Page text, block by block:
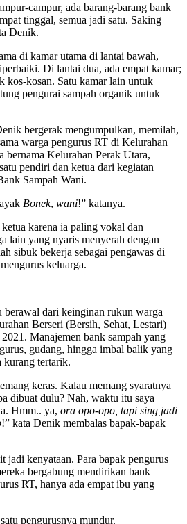
campur, ada barang-barang bank
tinggal, semua jadi satu. Saking
Denik.
di kamar utama di lantai bawah,
Di lantai dua, ada empat kamar;
kos-kosan. Satu kamar lain untuk
pengurai sampah organik untuk
bergerak mengumpulkan, memilah,
warga pengurus RT di Kelurahan
bernama Kelurahan Perak Utara,
pendiri dan ketua dari kegiatan
Sampah Wani.
Bonek, wani!” katanya.
karena ia paling vokal dan
lain yang nyaris menyerah dengan
sibuk bekerja sebagai pengawas di
keluarga.
berawal dari keinginan rukun warga
Berseri (Bersih, Sehat, Lestari)
Manajemen bank sampah yang
gudang, hingga imbal balik yang
kurang tertarik.
keras. Kalau memang syaratnya
dibuat dulu? Nah, waktu itu saya
Hmm.. ya, ora opo-opo, tapi sing jadi
!” kata Denik membalas bapak-bapak
jadi kenyataan. Para bapak pengurus
bergabung mendirikan bank
RT, hanya ada empat ibu yang
pengurusnya mundur.